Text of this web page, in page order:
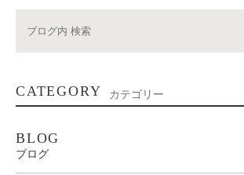
CATEGORY カテゴリー
BLOG
ブログ